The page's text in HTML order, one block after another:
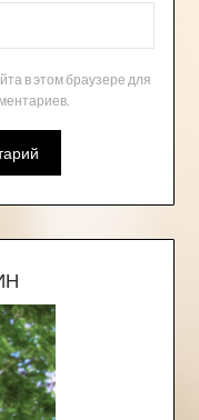
в этом браузере для